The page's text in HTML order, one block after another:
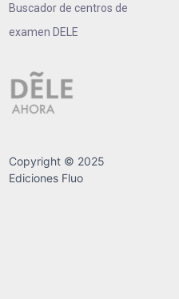
Buscador de centros de
examen DELE
Copyright © 2025
Ediciones Fluo